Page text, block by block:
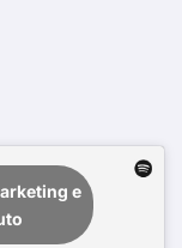
e